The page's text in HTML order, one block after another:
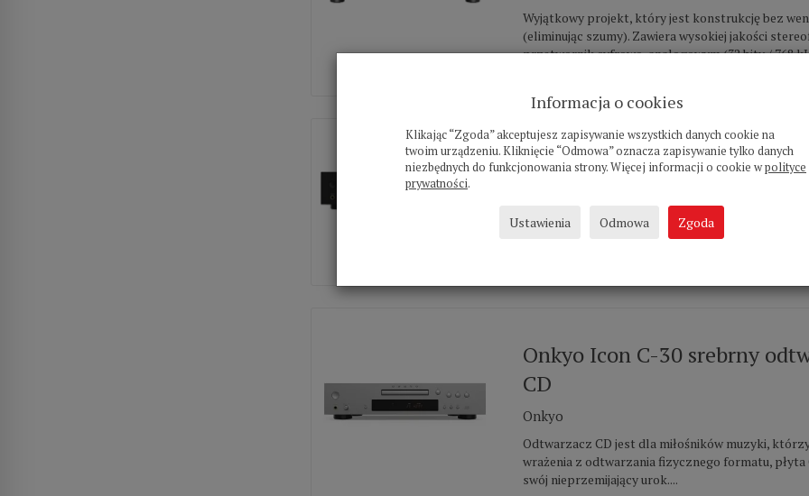
Wyjątkowy projekt, który jest konstrukcję bez
(eliminując szumy). Zawiera wysokiej jakości
przetwornik cyfrowo-analogowym (32 bity / 768
Onkyo Icon C-30 czarny
Odtwarzacz CD jest dla miłośników muzyki,
wrażenia z odtwarzania fizycznego formatu, płyta
Onkyo Icon C-30 srebrny
CD
Onkyo
Odtwarzacz CD jest dla miłośników muzyki,
wrażenia z odtwarzania fizycznego formatu, płyta
swój nieprzemijający urok....
Informacja o cookies
Klikając “Zgoda” akceptujesz zapisywanie wszystkich danych cookie na
twoim urządzeniu. Kliknięcie “Odmowa” oznacza zapisywanie tylko danych
niezbędnych do funkcjonowania strony. Więcej informacji o cookie wpolityce
prywatności.
Ustawienia Odmowa Zgoda